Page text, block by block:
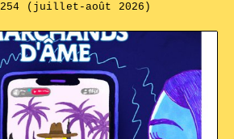
(juillet-août 2026)